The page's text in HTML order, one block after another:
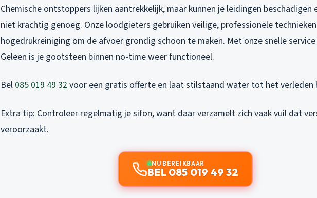
Chemische ontstoppers lijken aantrekkelijk, maar kunnen je leidingen beschadigen
niet krachtig genoeg. Onze loodgieters gebruiken veilige, professionele
hogedrukreiniging om de afvoer grondig schoon te maken. Met onze snelle
Geleen is je gootsteen binnen no-time weer functioneel.
Bel 085 019 49 32 voor een gratis offerte en laat stilstaand water tot het verleden
Extra tip: Controleer regelmatig je sifon, want daar verzamelt zich vaak vuil dat
veroorzaakt.
NU BEREIKBAAR
BEL 085 019 49 32